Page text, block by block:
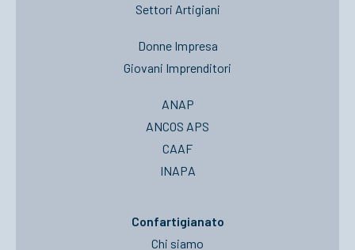
Settori Artigiani
Donne Impresa
Giovani Imprenditori
ANAP
ANCOS APS
CAAF
INAPA
Confartigianato
Chi siamo